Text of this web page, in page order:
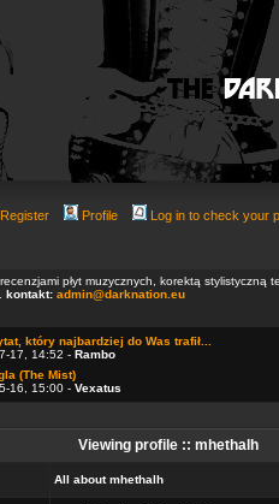
Register Profile Log in to check your
płyt muzycznych, korektą stylistyczną
kontakt: admin@darknation.eu
który najbardziej do Was trafił...
17, 14:52 - Rambo
(The Mist)
16, 15:00 - Vexatus
Viewing profile :: mhethalh
All about mhethalh